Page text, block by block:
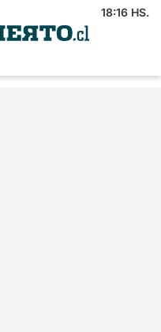
18:16 HS.